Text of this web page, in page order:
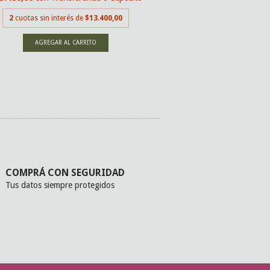
2 cuotas sin interés de$13.400,00
COMPRÁ CON SEGURIDAD
Tus datos siempre protegidos